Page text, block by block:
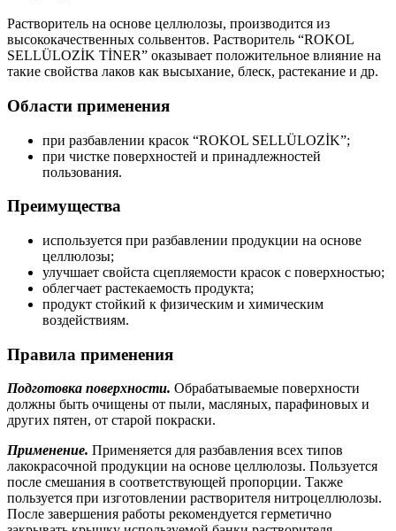
Растворитель на основе целлюлозы, производится из
высококачественных сольвентов. Растворитель “ROKOL
SELLÜLOZİK TİNER” оказывает положительное влияние на
такие свойства лаков как высыхание, блеск, растекание и др.
Области применения
при разбавлении красок “ROKOL SELLÜLOZİK”;
при чистке поверхностей и принадлежностей
пользования.
Преимущества
используется при разбавлении продукции на основе
целлюлозы;
улучшает свойста сцепляемости красок с поверхностью;
облегчает растекаемость продукта;
продукт стойкий к физическим и химическим
воздействиям.
Правила применения
Подготовка поверхности. Обрабатываемые поверхности
должны быть очищены от пыли, масляных, парафиновых и
других пятен, от старой покраски.
Применение. Применяется для разбавления всех типов
лакокрасочной продукции на основе целлюлозы. Пользуется
после смешания в соответствующей пропорции. Также
пользуется при изготовлении растворителя нитроцеллюлозы.
После завершения работы рекомендуется герметично